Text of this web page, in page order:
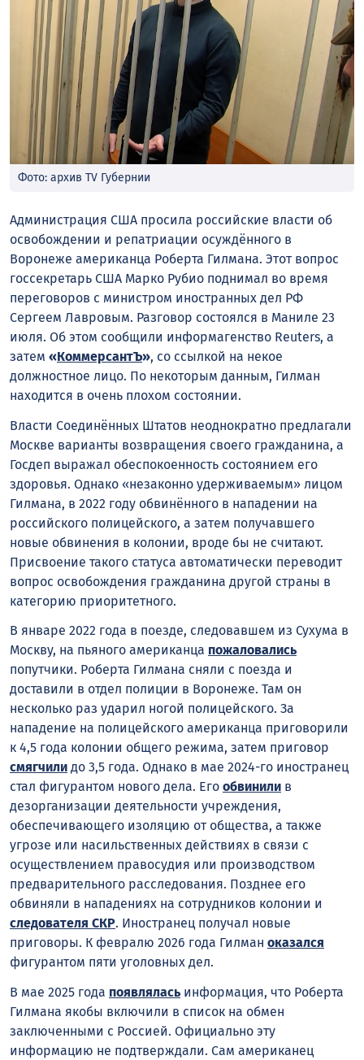
Фото: архив TV Губернии
Администрация США просила российские власти об
освобождении и репатриации осуждённого в
Воронеже американца Роберта Гилмана. Этот вопрос
госсекретарь США Марко Рубио поднимал во время
переговоров с министром иностранных дел РФ
Сергеем Лавровым. Разговор состоялся в Маниле 23
июля. Об этом сообщили информагенство Reuters, а
затем «КоммерсантЪ», со ссылкой на некое
должностное лицо. По некоторым данным, Гилман
находится в очень плохом состоянии.
Власти Соединённых Штатов неоднократно предлагали
Москве варианты возвращения своего гражданина, а
Госдеп выражал обеспокоенность состоянием его
здоровья. Однако «незаконно удерживаемым» лицом
Гилмана, в 2022 году обвинённого в нападении на
российского полицейского, а затем получавшего
новые обвинения в колонии, вроде бы не считают.
Присвоение такого статуса автоматически переводит
вопрос освобождения гражданина другой страны в
категорию приоритетного.
В январе 2022 года в поезде, следовавшем из Сухума в
Москву, на пьяного американца пожаловались
попутчики. Роберта Гилмана сняли с поезда и
доставили в отдел полиции в Воронеже. Там он
несколько раз ударил ногой полицейского. За
нападение на полицейского американца приговорили
к 4,5 года колонии общего режима, затем приговор
смягчили до 3,5 года. Однако в мае 2024-го иностранец
стал фигурантом нового дела. Его обвинили в
дезорганизации деятельности учреждения,
обеспечивающего изоляцию от общества, а также
угрозе или насильственных действиях в связи с
осуществлением правосудия или производством
предварительного расследования. Позднее его
обвиняли в нападениях на сотрудников колонии и
следователя СКР. Иностранец получал новые
приговоры. К февралю 2026 года Гилман оказался
фигурантом пяти уголовных дел.
В мае 2025 года появлялась информация, что Роберта
Гилмана якобы включили в список на обмен
заключенными с Россией. Официально эту
информацию не подтверждали. Сам американец